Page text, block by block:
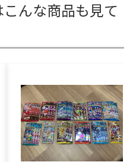
んな商品も見て